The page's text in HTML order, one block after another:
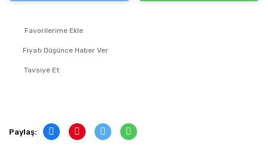
Fiyatı Düşünce Haber Ver
Tavsiye Et
Paylaş: